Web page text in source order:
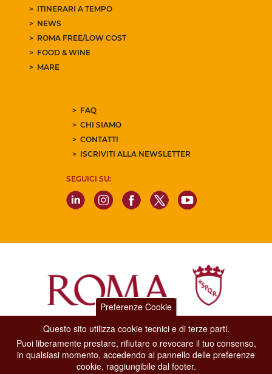
ITINERARI A TEMPO
NEWS
ROMA FREE/LOW COST
FOOD & WINE
MARE
FAQ
CHI SIAMO
CONTATTI
ISCRIVITI ALLA NEWSLETTER
SEGUICI SU:
Dipartimento Grandi Eventi, Sport, Turismo e Moda.
Via di San Basilio, 51
00187 Roma
Preferenze Cookie
Questo sito utilizza cookie tecnici e di terze parti.
Puoi liberamente prestare, rifiutare o revocare il tuo consenso,
in qualsiasi momento, accedendo al pannello delle preferenze
cookie, raggiungibile dal footer.